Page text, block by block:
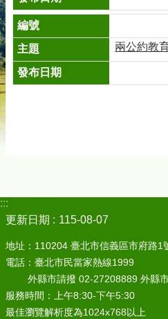
兩公約教
:::
更新日期
115-08-07
地址：110204 臺北市信義區市府路1
電話：臺北市民當家熱線1999
外縣市請撥 02-27208889 外縣市
服務時間：上午8:30-下午5:30
最佳瀏覽解析度為1024x768以上